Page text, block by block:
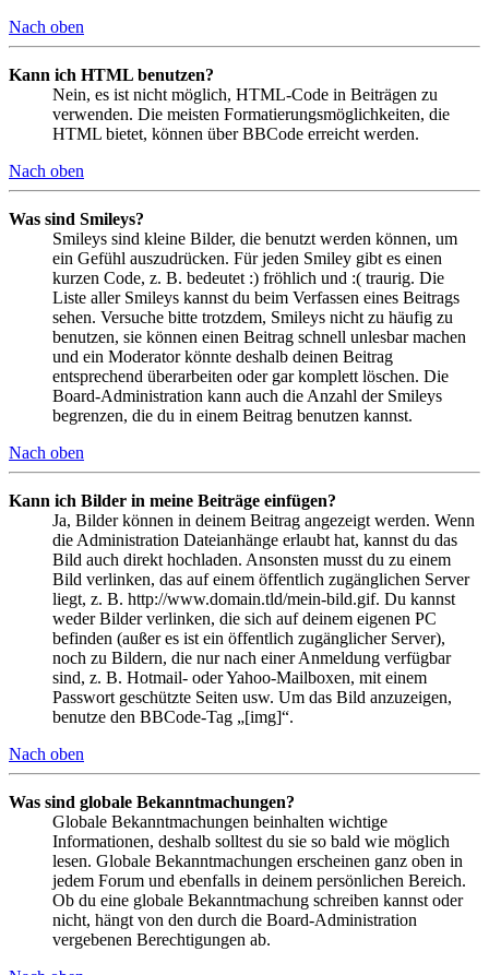
Nach oben
Kann ich HTML benutzen?
Nein, es ist nicht möglich, HTML-Code in Beiträgen zu
verwenden. Die meisten Formatierungsmöglichkeiten, die
HTML bietet, können über BBCode erreicht werden.
Nach oben
Was sind Smileys?
Smileys sind kleine Bilder, die benutzt werden können, um
ein Gefühl auszudrücken. Für jeden Smiley gibt es einen
kurzen Code, z. B. bedeutet :) fröhlich und :( traurig. Die
Liste aller Smileys kannst du beim Verfassen eines Beitrags
sehen. Versuche bitte trotzdem, Smileys nicht zu häufig zu
benutzen, sie können einen Beitrag schnell unlesbar machen
und ein Moderator könnte deshalb deinen Beitrag
entsprechend überarbeiten oder gar komplett löschen. Die
Board-Administration kann auch die Anzahl der Smileys
begrenzen, die du in einem Beitrag benutzen kannst.
Nach oben
Kann ich Bilder in meine Beiträge einfügen?
Ja, Bilder können in deinem Beitrag angezeigt werden. Wenn
die Administration Dateianhänge erlaubt hat, kannst du das
Bild auch direkt hochladen. Ansonsten musst du zu einem
Bild verlinken, das auf einem öffentlich zugänglichen Server
liegt, z. B. http://www.domain.tld/mein-bild.gif. Du kannst
weder Bilder verlinken, die sich auf deinem eigenen PC
befinden (außer es ist ein öffentlich zugänglicher Server),
noch zu Bildern, die nur nach einer Anmeldung verfügbar
sind, z. B. Hotmail- oder Yahoo-Mailboxen, mit einem
Passwort geschützte Seiten usw. Um das Bild anzuzeigen,
benutze den BBCode-Tag „[img]“.
Nach oben
Was sind globale Bekanntmachungen?
Globale Bekanntmachungen beinhalten wichtige
Informationen, deshalb solltest du sie so bald wie möglich
lesen. Globale Bekanntmachungen erscheinen ganz oben in
jedem Forum und ebenfalls in deinem persönlichen Bereich.
Ob du eine globale Bekanntmachung schreiben kannst oder
nicht, hängt von den durch die Board-Administration
vergebenen Berechtigungen ab.